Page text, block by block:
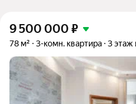
9 500 000 ₽
78 м² 3-комн. квартира 3 этаж